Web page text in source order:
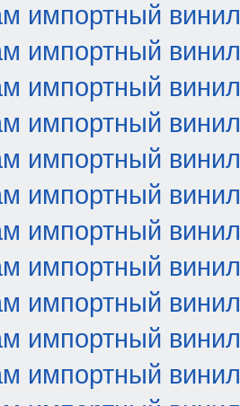
импортный винил
импортный винил
импортный винил
импортный винил
импортный винил
импортный винил
импортный винил
импортный винил
импортный винил
импортный винил
импортный винил